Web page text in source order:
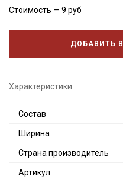
Стоимость — 9 руб
ДОБАВИТЬ
Характеристики
Состав
Ширина
Страна производитель
Артикул
Секретная
Мы публикуем
промокоды и